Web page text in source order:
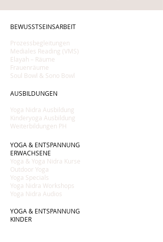
BEWUSSTSEINSARBEIT
Prozessbegleitungen
Mediales Reading (VMS)
Elayah – Räume
Frauenräume
Soul Bowl & Sono Bowl
AUSBILDUNGEN
Yoga Nidra Ausbildung
Kinderyoga Ausbildung
Weiterbildungen PH
YOGA & ENTSPANNUNG
ERWACHSENE
Yoga & Yoga Nidra Kurse
Outdoor Yoga
Yoga Specials
Yoga Nidra Workshops
Yoga Nidra Audios
YOGA & ENTSPANNUNG
KINDER